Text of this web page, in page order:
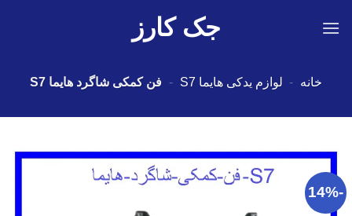
جک کارز
خانه - لوازم یدکی هایما S7 - فن کمکی شاگرد هایما S7
-14%